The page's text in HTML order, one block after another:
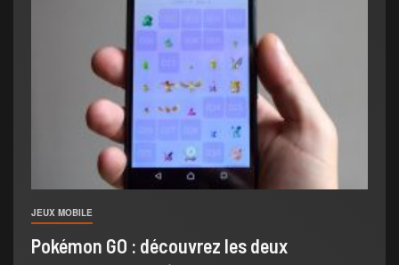
JEUX MOBILE
Pokémon GO : découvrez les deux